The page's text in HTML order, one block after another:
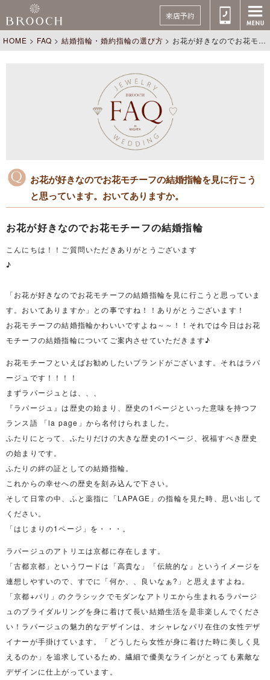
来店予約
HOME > FAQ >結婚指輪・婚約指輪の選び方 > お花が好きなのでお花モチーフの結婚指輪を見に行こうと思っています。おいてありますか。
お花が好きなのでお花モチーフの結婚指輪を見に行こう
と思っています。おいてありますか。
お花が好きなのでお花モチーフの結婚指輪
こんにちは！！ご質問いただきありがとうございます
♪
「お花が好きなのでお花モチーフの結婚指輪を見に行こうと思っていま
す。おいてありますか」との事ですね！！ありがとうございます！
お花モチーフの結婚指輪かわいいですよね～～！！それでは今日はお花
モチーフの結婚指輪についてご案内させていただきます♪
お花モチーフといえばお勧めしたいブランドがございます。それはラパ
ージュです！！！！
まずラパージュとは、、、
『ラパージュ』は歴史の始まり、歴史の1ページといった意味を持つフ
ランス語 「la page」から名付けられました。
ふたりにとって、ふたりだけの大きな歴史の1ページ、祝福すべき歴史
の始まりです。
ふたりの絆の証としての結婚指輪。
これからの幸せへの歴史を刻み込んで下さい。
そして日常の中、ふと薬指に「LAPAGE」の指輪を見た時、思い出して
ください。
「はじまりの1ページ」を・・・。
ラパージュのアトリエは京都に存在します。
「古都京都」というワードは「高貴な」「伝統的な」というイメージを
連想しやすいので、すでに「何か、、良いなぁ?」と思えますよね。
「京都+パリ」のクラシックでモダンなアトリエから生まれるラパージ
ュのブライダルリングを身に着けて長い結婚生活を是非楽しんでくださ
い！ラパージュの魅力的なデザインは、オシャレなパリ在住の女性デザ
イナーが手掛けています。「どうしたら女性が身に着けた時に美しく見
えるのか」を追求しているため、繊細で優美なラインがとっても素敵な
デザインに仕上がっています。